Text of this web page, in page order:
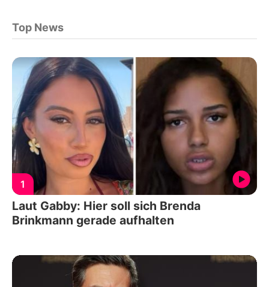
Top News
1
Laut Gabby: Hier soll sich Brenda
Brinkmann gerade aufhalten